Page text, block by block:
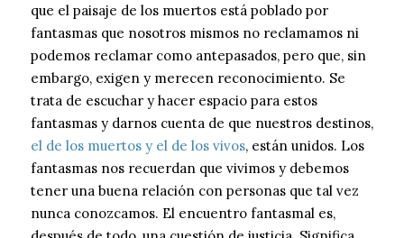
que el paisaje de los muertos está poblado por
fantasmas que nosotros mismos no reclamamos ni
podemos reclamar como antepasados, ​​pero que, sin
embargo, exigen y merecen reconocimiento. Se
trata de escuchar y hacer espacio para estos
fantasmas y darnos cuenta de que nuestros destinos,
el de los muertos y el de los vivos, están unidos. Los
fantasmas nos recuerdan que vivimos y debemos
tener una buena relación con personas que tal vez
nunca conozcamos. El encuentro fantasmal es,